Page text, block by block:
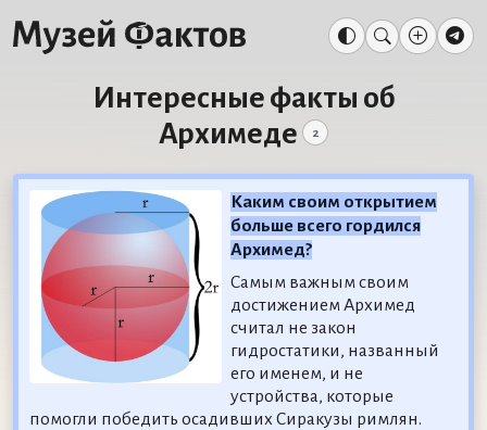
Интересные факты об
Архимеде
2
Каким своим открытием
больше всего гордился
Архимед?
Самым важным своим
достижением Архимед
считал не закон
гидростатики, названный
его именем, и не
устройства, которые
помогли победить осадивших Сиракузы римлян.